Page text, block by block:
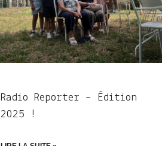
Radio Reporter – Édition
2025 !